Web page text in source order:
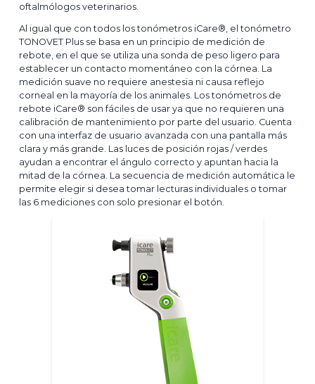
oftalmólogos veterinarios.
Al igual que con todos los tonómetros iCare®, el tonómetro
TONOVET Plus se basa en un principio de medición de
rebote, en el que se utiliza una sonda de peso ligero para
establecer un contacto momentáneo con la córnea. La
medición suave no requiere anestesia ni causa reflejo
corneal en la mayoría de los animales. Los tonómetros de
rebote iCare® son fáciles de usar ya que no requieren una
calibración de mantenimiento por parte del usuario. Cuenta
con una interfaz de usuario avanzada con una pantalla más
clara y más grande. Las luces de posición rojas / verdes
ayudan a encontrar el ángulo correcto y apuntan hacia la
mitad de la córnea. La secuencia de medición automática le
permite elegir si desea tomar lecturas individuales o tomar
las 6 mediciones con solo presionar el botón.